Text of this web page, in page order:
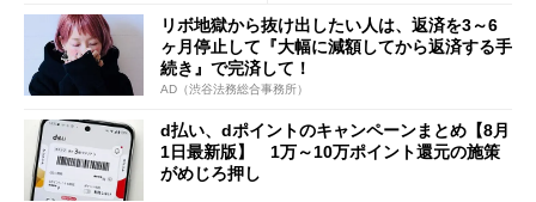
リボ地獄から抜け出したい人は、返済を3～6
ヶ月停止して『大幅に減額してから返済する手
続き』で完済して！
AD（渋谷法務総合事務所）
d払い、dポイントのキャンペーンまとめ【8月
1日最新版】 1万～10万ポイント還元の施策
がめじろ押し